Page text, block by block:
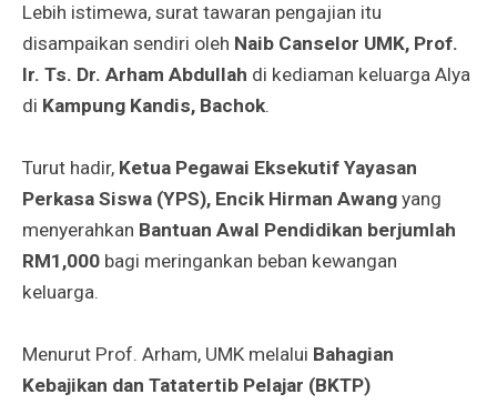
Lebih istimewa, surat tawaran pengajian itu
disampaikan sendiri oleh Naib Canselor UMK, Prof.
Ir. Ts. Dr. Arham Abdullah di kediaman keluarga Alya
di Kampung Kandis, Bachok.
Turut hadir, Ketua Pegawai Eksekutif Yayasan
Perkasa Siswa (YPS), Encik Hirman Awang yang
menyerahkan Bantuan Awal Pendidikan berjumlah
RM1,000 bagi meringankan beban kewangan
keluarga.
Menurut Prof. Arham, UMK melalui Bahagian
Kebajikan dan Tatatertib Pelajar (BKTP)